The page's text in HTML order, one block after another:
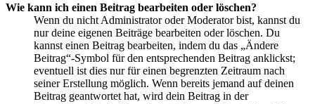
Wie kann ich einen Beitrag bearbeiten oder löschen?
Wenn du nicht Administrator oder Moderator bist, kannst du
nur deine eigenen Beiträge bearbeiten oder löschen. Du
kannst einen Beitrag bearbeiten, indem du das „Ändere
Beitrag“-Symbol für den entsprechenden Beitrag anklickst;
eventuell ist dies nur für einen begrenzten Zeitraum nach
seiner Erstellung möglich. Wenn bereits jemand auf deinen
Beitrag geantwortet hat, wird dein Beitrag in der